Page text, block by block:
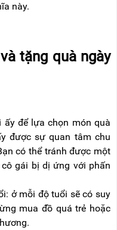
này.
tặng quà ngày
để lựa chọn món quà
được sự quan tâm chu
có thể tránh được một
gái bị dị ứng với phấn
ở mỗi độ tuổi sẽ có suy
mua đồ quá trẻ hoặc